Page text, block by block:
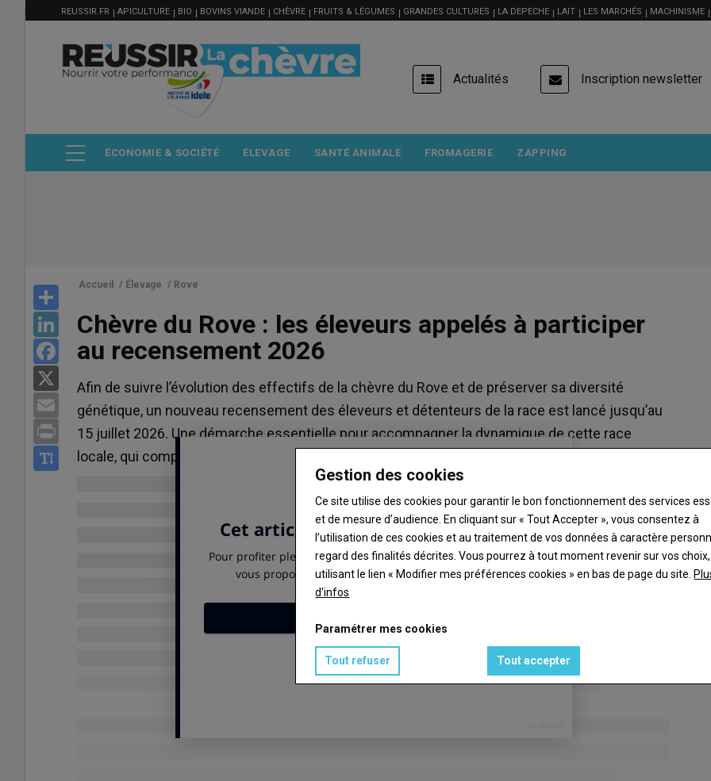
contenu
MENU
FILIÈRE
REUSSIR.FR APICULTURE BIO BOVINS VIANDE CHÈVRE FRUITS & LÉGUMES GRANDES CULTURES LA DEPECHE LAIT LES MARCHÉS MACHINISME
USER
ACCOUNT
MENU
Actualités Inscription newsletter
ÉCONOMIE & SOCIÉTÉ ÉLEVAGE SANTÉ ANIMALE FROMAGERIE ZAPPING
LinkedIn
Facebook
Email
Print
Accueil / Élevage / Rove
Chèvre du Rove : les éleveurs appelés à participer
au recensement 2026
Afin de suivre l’évolution des effectifs de la chèvre du Rove et de préserver sa diversité
génétique, un nouveau recensement des éleveurs et détenteurs de la race est lancé jusqu’au
15 juillet 2026. Une démarche essentielle pour accompagner la dynamique de cette race
locale, qui comptait près de 8 500 animaux en 2023.
Gestion des cookies
Ce site utilise des cookies pour garantir le bon fonctionnement des services
et de mesure d’audience. En cliquant sur « Tout Accepter », vous consentez à
l’utilisation de ces cookies et au traitement de vos données à caractère
regard des finalités décrites. Vous pourrez à tout moment revenir sur vos
utilisant le lien « Modifier mes préférences cookies » en bas de page du site.
d'infos
Paramétrer mes cookies
Tout refuser Tout accepter